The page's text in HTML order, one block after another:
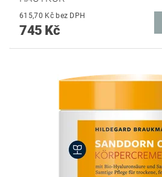
615,70 Kč bez DPH
745 Kč